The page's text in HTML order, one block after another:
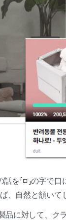
「ㅁ」の字で
、自然と頷いて
製品に対して、